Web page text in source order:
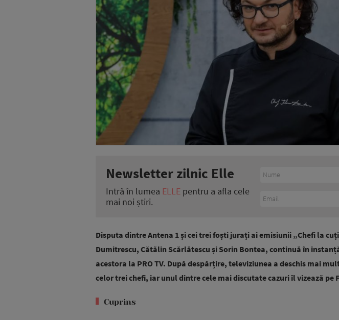
Newsletter zilnic Elle
Intră în lumea ELLE pentru a afla cele
mai noi știri.
Disputa dintre Antena 1 și cei trei foști jurați ai emisiunii „Chefi la
Dumitrescu, Cătălin Scărlătescu și Sorin Bontea, continuă în
acestora la PRO TV. După despărțire, televiziunea a deschis mai
celor trei chefi, iar unul dintre cele mai discutate cazuri îl vizează pe
Cuprins